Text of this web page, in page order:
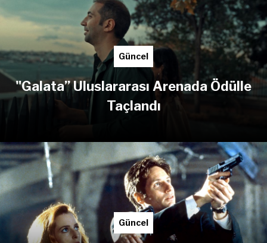
Güncel
"Galata” Uluslararası Arenada Ödülle
Taçlandı
Güncel